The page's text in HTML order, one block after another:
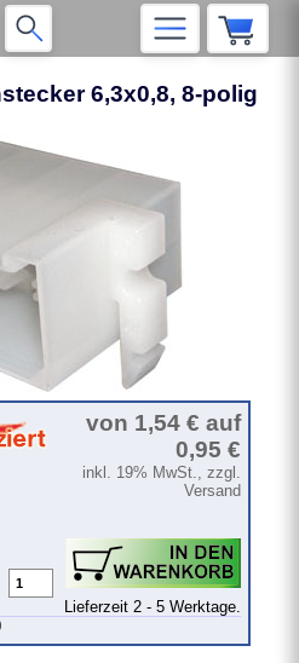
6,3x0,8, 8-polig
von 1,54 € auf
0,95 €
inkl. 19% MwSt., zzgl.
Versand
Lieferzeit 2 - 5 Werktage.